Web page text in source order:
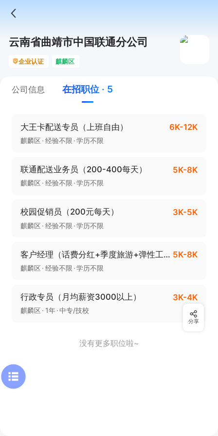
云南省曲靖市中国联通分公司
企业认证 麒麟区
公司信息 在招职位 · 5
大王卡配送专员（上班自由） 6K-12K
麒麟区 经验不限 学历不限
联通配送业务员（200-400每天） 5K-8K
麒麟区 经验不限 学历不限
校园促销员（200元每天） 3K-5K
麒麟区 经验不限 学历不限
客户经理（话费分红+季度旅游+弹性工作时间） 5K-8K
麒麟区 经验不限 学历不限
行政专员（月均薪资3000以上） 3K-4K
麒麟区 1年 中专/技校
没有更多职位啦~
分享